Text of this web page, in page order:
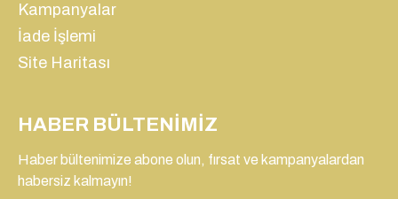
Kampanyalar
İade İşlemi
Site Haritası
HABER BÜLTENIMIZ
Haber bültenimize abone olun, fırsat ve kampanyalardan
habersiz kalmayın!